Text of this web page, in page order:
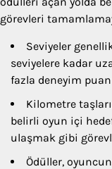
görevleri
Seviyeler
seviyelere kadar
fazla deneyim
Kilometre
belirli oyun içi
ulaşmak gibi
Ödüller,